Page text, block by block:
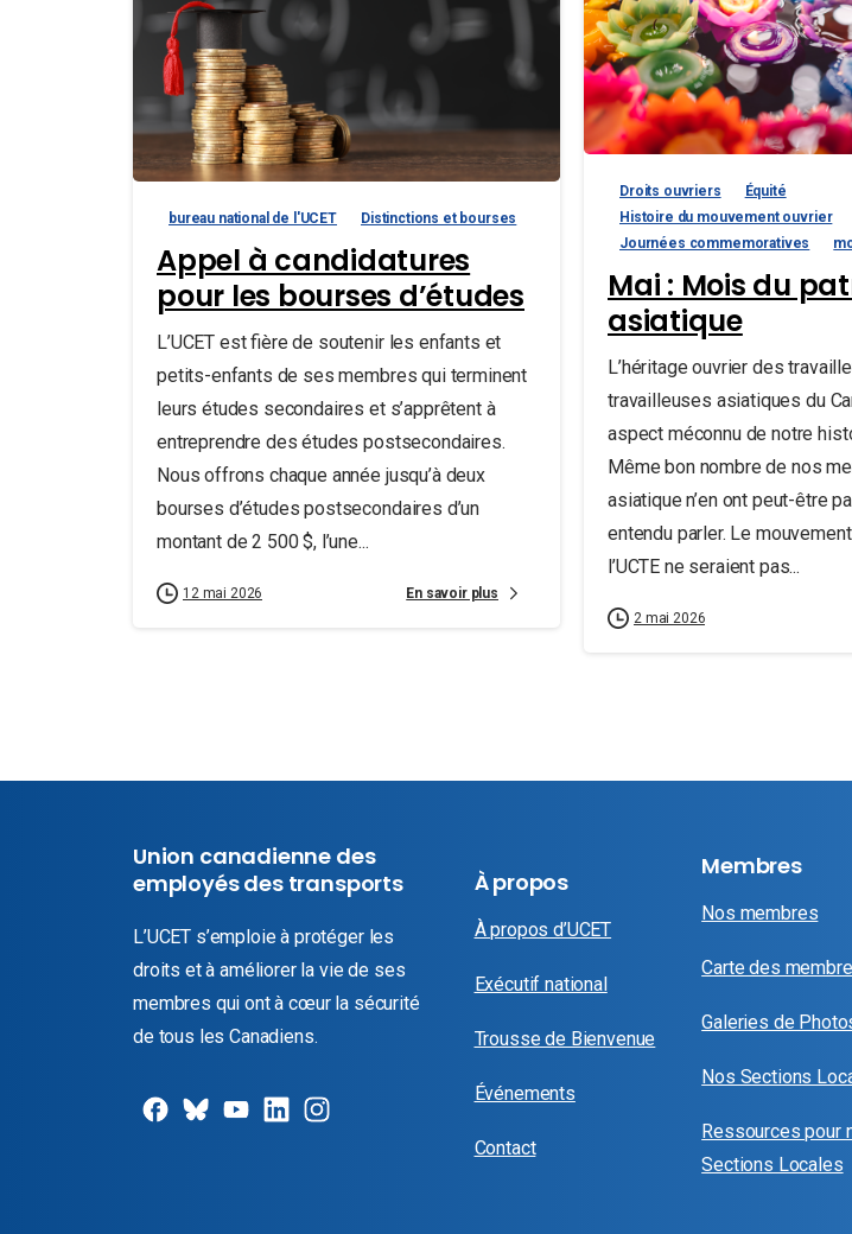
bureau national de l'UCET Distinctions et bourses
Appel à candidatures
pour les bourses d’études
L’UCET est fière de soutenir les enfants et
petits-enfants de ses membres qui terminent
leurs études secondaires et s’apprêtent à
entreprendre des études postsecondaires.
Nous offrons chaque année jusqu’à deux
bourses d’études postsecondaires d’un
montant de 2 500 $, l’une...
12 mai 2026 En savoir plus
Droits ouvriers
Équité
Histoire du mouvement ouvrier
Journées commemoratives
Mai : Mois du
asiatique
L’héritage ouvrier des
travailleuses asiatiques du
aspect méconnu de notre
Même bon nombre de nos
asiatique n’en ont peut-être
entendu parler. Le
l’UCTE ne seraient pas...
2 mai 2026
Union canadienne des
employés des transports
L’UCET s’emploie à protéger les
droits et à améliorer la vie de ses
membres qui ont à cœur la sécurité
de tous les Canadiens.
À propos
À propos d’UCET
Exécutif national
Trousse de Bienvenue
Événements
Contact
Membres
Nos membres
Carte des
Galeries de
Nos Sections
Ressources pour
Sections Locales